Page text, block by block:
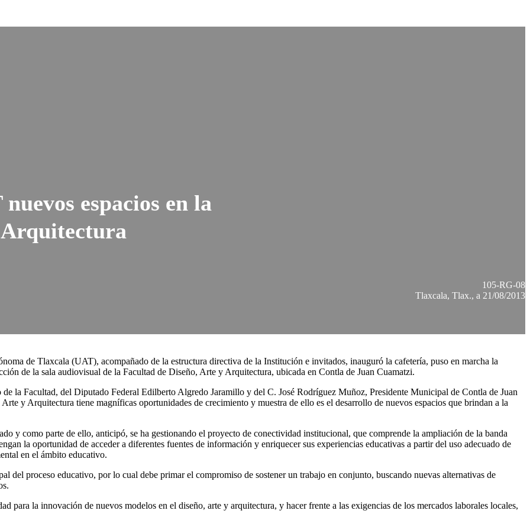
espacios en la
105-RG-08
Tlaxcala, Tlax., a 21/08/2013
de Tlaxcala (UAT), acompañado de la estructura directiva de la Institución e invitados, inauguró la cafetería, puso en marcha la
de la sala audiovisual de la Facultad de Diseño, Arte y Arquitectura, ubicada en Contla de Juan Cuamatzi.
la Facultad, del Diputado Federal Edilberto Algredo Jaramillo y del C. José Rodríguez Muñoz, Presidente Municipal de Contla de Juan
y Arquitectura tiene magníficas oportunidades de crecimiento y muestra de ello es el desarrollo de nuevos espacios que brindan a la
y como parte de ello, anticipó, se ha gestionando el proyecto de conectividad institucional, que comprende la ampliación de la banda
la oportunidad de acceder a diferentes fuentes de información y enriquecer sus experiencias educativas a partir del uso adecuado de
en el ámbito educativo.
del proceso educativo, por lo cual debe primar el compromiso de sostener un trabajo en conjunto, buscando nuevas alternativas de
para la innovación de nuevos modelos en el diseño, arte y arquitectura, y hacer frente a las exigencias de los mercados laborales locales,